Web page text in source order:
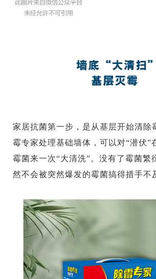
家居抗菌第一步，是从基层开始清除
霉专家处理基础墙体，可以对“潜伏”
霉菌来一次“大清洗”。没有了霉菌繁
然不会被突然爆发的霉菌搞得措手不